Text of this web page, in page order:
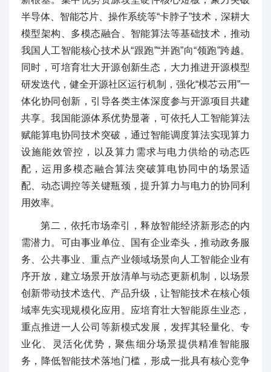
半导体、智能芯片、操作系统等“卡脖子”技术，深耕大
模型架构、多模态融合、智能算法等基础技术，推动
我国人工智能核心技术从“跟跑”“并跑”向“领跑”跨越。
同时，可培育壮大开源创新生态，大力推进开源模型
研发迭代，健全开源社区运行机制，强化“模芯云用”一
体化协同创新，引导各类主体深度参与开源项目共建
共享。我国能源体系优势显著，可依托人工智能算法
赋能算电协同技术突破，通过智能调度算法实现算力
设施能效管控，以及算力需求与电力供给的动态匹
配，运用多模态融合算法突破算电协同中的场景适
配、动态调控等关键瓶颈，提升算力与电力的协同利
用效率。
第二，依托市场牵引，释放智能经济新形态的内
需潜力。可由事业单位、国有企业牵头，推动政务服
务、公共事业、重点产业领域场景向人工智能企业有
序开放，建立场景开放清单与动态更新机制，以场景
创新带动技术迭代、产品升级，让智能技术在核心领
域率先实现规模化应用。应培育壮大智能原生业态，
重点推进一人公司等新模式发展，发挥其轻量化、专
业化、灵活化优势，聚焦细分场景提供精准智能服
务，降低智能技术落地门槛，形成一批具有核心竞争